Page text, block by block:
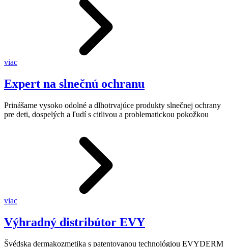
viac
Expert na slnečnú ochranu
Prinášame vysoko odolné a dlhotrvajúce produkty slnečnej ochrany
pre deti, dospelých a ľudí s citlivou a problematickou pokožkou
viac
Výhradný distribútor EVY
Švédska dermakozmetika s patentovanou technológiou EVYDERM